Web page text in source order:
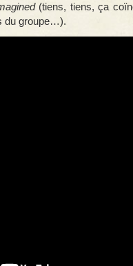
(tiens, tiens, ça
du groupe…).